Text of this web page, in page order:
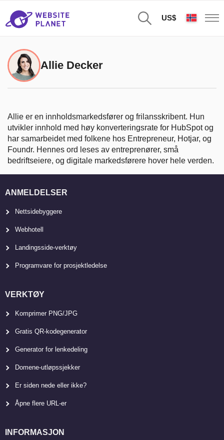
US$
Allie Decker
Allie er en innholdsmarkedsfører og frilansskribent. Hun
utvikler innhold med høy konverteringsrate for HubSpot og
har samarbeidet med folkene hos Entrepreneur, Hotjar, og
Foundr. Hennes ord leses av entreprenører, små
bedriftseiere, og digitale markedsførere hover hele verden.
ANMELDELSER
Nettsidebyggere
Webhotell
Landingsside-verktøy
Programvare for prosjektledelse
VERKTØY
Komprimer PNG/JPG
Gratis QR-kodegenerator
Generator for lenkedeling
Domene-utløpssjekker
Er siden nede eller ikke?
Åpne flere URL-er
INFORMASJON